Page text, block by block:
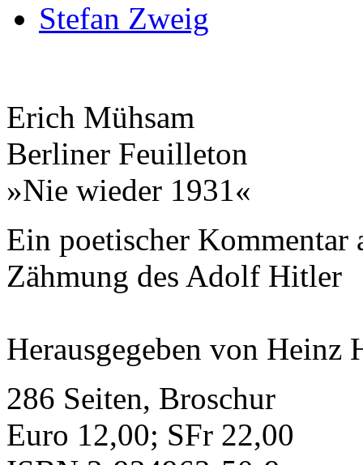
Stefan Zweig
Erich Mühsam
Berliner Feuilleton
»Nie wieder 1931«
Ein poetischer Kommentar
Zähmung des Adolf Hitler
Herausgegeben von Heinz
286 Seiten, Broschur
Euro 12,00; SFr 22,00